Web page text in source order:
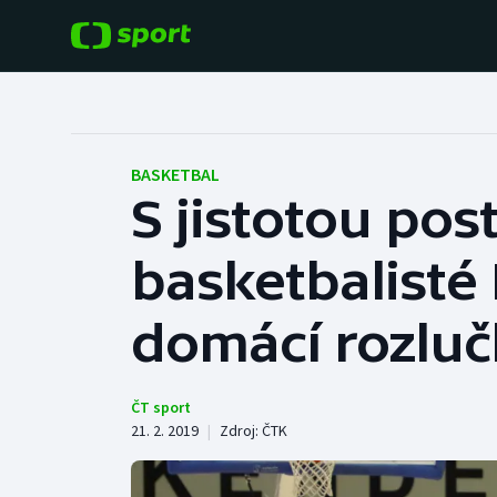
Hokej
Tenis
Atletika
Baseball a softbal
Basketbal
Biatlon
BASKETBAL
S jistotou
basketbalisté
domácí
ČT sport
21. 2. 2019 | Zdroj: ČTK